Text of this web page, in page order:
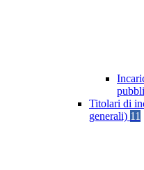
Titolari di
generali) 11